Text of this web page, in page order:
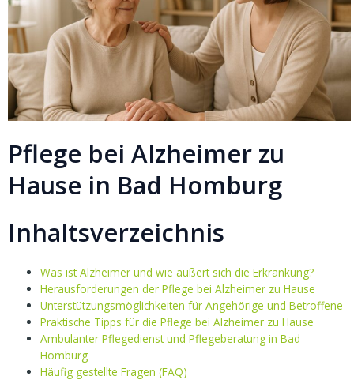
Pflege bei Alzheimer zu
Hause in Bad Homburg
Inhaltsverzeichnis
Was ist Alzheimer und wie äußert sich die Erkrankung?
Herausforderungen der Pflege bei Alzheimer zu Hause
Unterstützungsmöglichkeiten für Angehörige und Betroffene
Praktische Tipps für die Pflege bei Alzheimer zu Hause
Ambulanter Pflegedienst und Pflegeberatung in Bad
Homburg
Häufig gestellte Fragen (FAQ)